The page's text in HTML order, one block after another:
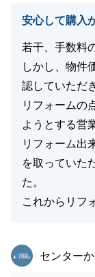
安心して購入
若干、手数料
しかし、物件
認していただ
リフォームの
ようとする営
リフォーム出
を取っていた
た。
これからリフ
東急リバブ
センター